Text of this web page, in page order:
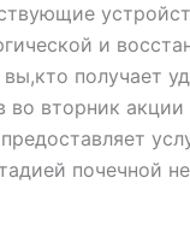
и
получает
во вторник
почечной